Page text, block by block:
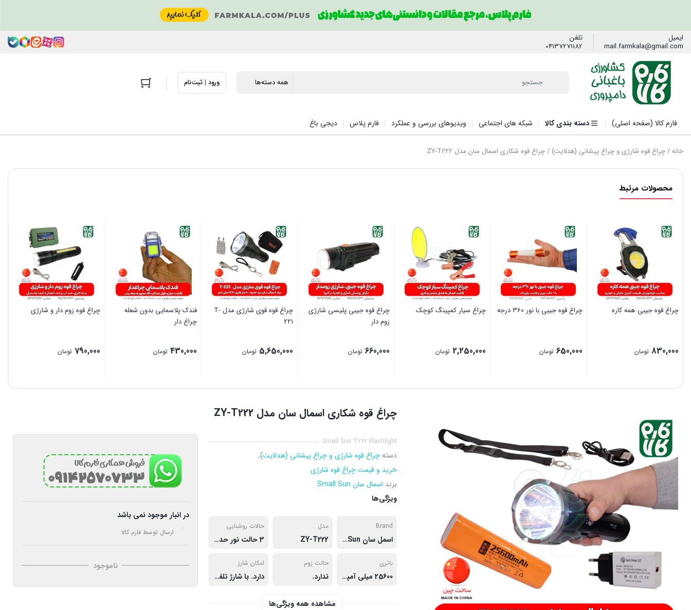
ایمیل
mail.farmkala@gmail.com
تلفن
04137271182
ورود | ثبت‌نام
فارم کالا (صفحه اصلی) دسته بندی کالا شبکه های اجتماعی ویدیوهای بررسی و عملکرد فارم پلاس دیجی باغ
خانه/چراغ قوه شارژی و چراغ پیشانی (هدلایت) / چراغ قوه شکاری اسمال سان مدل ZY-T222
محصولات مرتبط
چراغ قوه جیبی همه کاره
830,000 تومان
بستن
چراغ قوه جیبی با نور 360 درجه
650,000 تومان
بستن
چراغ سیار کمپینگ کوچک
2,250,000 تومان
بستن
چراغ قوه جیبی پلیسی شارژی
زوم دار
660,000 تومان
بستن
چراغ قوه قوی شارژی مدل T-
221
5,650,000 تومان
بستن
فندک پلاسمایی بدون شعله
چراغ دار
430,000 تومان
بستن
چراغ قوه زوم دار و شارژی
790,000 تومان
بستن
چراغ قوه شکاری اسمال سان مدل ZY-T222
Small Sun T222 Flashlight
دسته: چراغ قوه شارژی و چراغ پیشانی (هدلایت),
خرید و قیمت چراغ قوه شارژی
برند: اسمال سان Small Sun
ویژگی‌ها
Brand
اسمل سان Small Sun
مدل
ZY-T222
حالات روشنایی
3 حالت نور حداکثر چراغ قوه نور 50٪ چراغ قوه چشمک زن SOS
باتری
25600 میلی آمپری 1 عدد
حالت زوم
ندارد.
امکان شارژ
دارد. با شارژ تلفن همراه و سیم همراه قابل شارژ است و همچنین خود دستگاه همراه شارژر ارسال می‌شود.
مشاهده همه ویژگی‌ها
در انبار موجود نمی باشد
ارسال توسط فارم کالا
ناموجود